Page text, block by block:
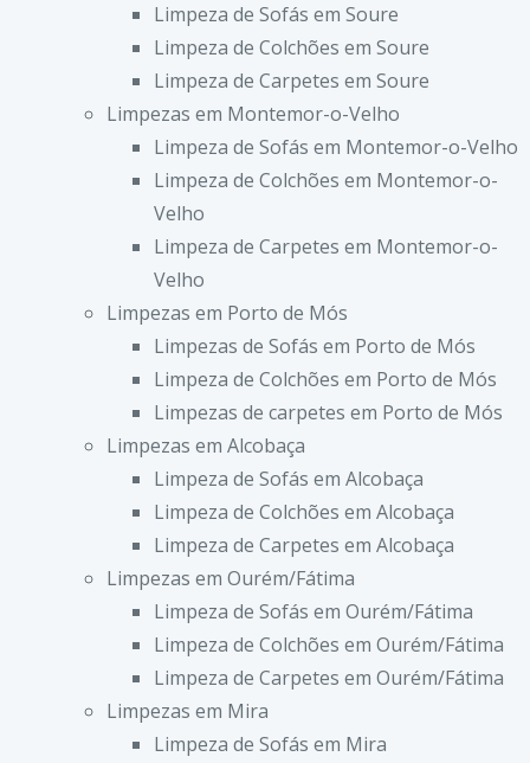
Limpeza de Sofás em Soure
Limpeza de Colchões em Soure
Limpeza de Carpetes em Soure
Limpezas em Montemor-o-Velho
Limpeza de Sofás em Montemor-o-Velho
Limpeza de Colchões em Montemor-o-
Velho
Limpeza de Carpetes em Montemor-o-
Velho
Limpezas em Porto de Mós
Limpezas de Sofás em Porto de Mós
Limpeza de Colchões em Porto de Mós
Limpezas de carpetes em Porto de Mós
Limpezas em Alcobaça
Limpeza de Sofás em Alcobaça
Limpeza de Colchões em Alcobaça
Limpeza de Carpetes em Alcobaça
Limpezas em Ourém/Fátima
Limpeza de Sofás em Ourém/Fátima
Limpeza de Colchões em Ourém/Fátima
Limpeza de Carpetes em Ourém/Fátima
Limpezas em Mira
Limpeza de Sofás em Mira